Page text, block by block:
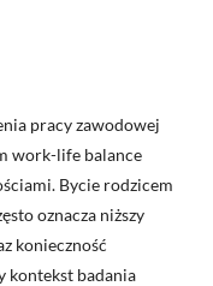
pracy zawodowej
work-life balance
Bycie rodzicem
oznacza niższy
konieczność
kontekst badania